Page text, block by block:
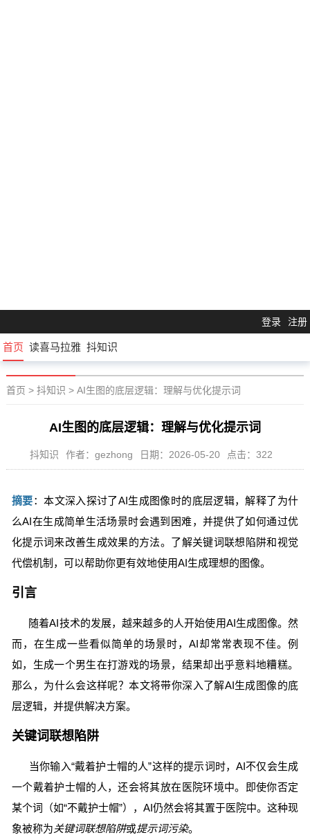
登录 注册
首页 读喜马拉雅 抖知识
首页 > 抖知识 > AI生图的底层逻辑：理解与优化提示词
AI生图的底层逻辑：理解与优化提示词
抖知识 作者：gezhong 日期：2026-05-20 点击：322
摘要：本文深入探讨了AI生成图像时的底层逻辑，解释了为什
么AI在生成简单生活场景时会遇到困难，并提供了如何通过优
化提示词来改善生成效果的方法。了解关键词联想陷阱和视觉
代偿机制，可以帮助你更有效地使用AI生成理想的图像。
引言
随着AI技术的发展，越来越多的人开始使用AI生成图像。然
而，在生成一些看似简单的场景时，AI却常常表现不佳。例
如，生成一个男生在打游戏的场景，结果却出乎意料地糟糕。
那么，为什么会这样呢？本文将带你深入了解AI生成图像的底
层逻辑，并提供解决方案。
关键词联想陷阱
当你输入“戴着护士帽的人”这样的提示词时，AI不仅会生成
一个戴着护士帽的人，还会将其放在医院环境中。即使你否定
某个词（如“不戴护士帽”），AI仍然会将其置于医院中。这种现
象被称为关键词联想陷阱或提示词污染。